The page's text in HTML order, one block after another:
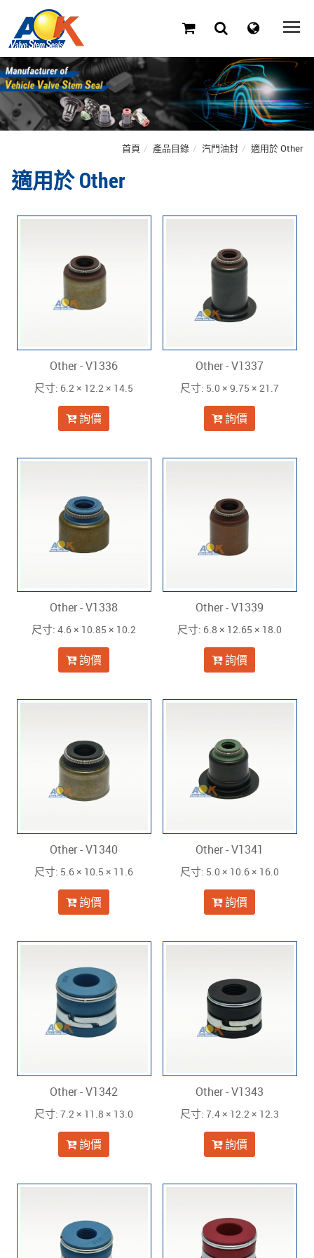
首頁 產品目錄 汽門油封 適用於 Other
適用於 Other
Other - V1336
尺寸: 6.2 × 12.2 × 14.5
詢價
Other - V1337
尺寸: 5.0 × 9.75 × 21.7
詢價
Other - V1338
尺寸: 4.6 × 10.85 × 10.2
詢價
Other - V1339
尺寸: 6.8 × 12.65 × 18.0
詢價
Other - V1340
尺寸: 5.6 × 10.5 × 11.6
詢價
Other - V1341
尺寸: 5.0 × 10.6 × 16.0
詢價
Other - V1342
尺寸: 7.2 × 11.8 × 13.0
詢價
Other - V1343
尺寸: 7.4 × 12.2 × 12.3
詢價